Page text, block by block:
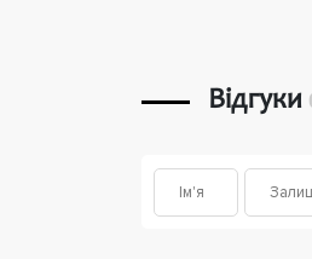
Відгуки